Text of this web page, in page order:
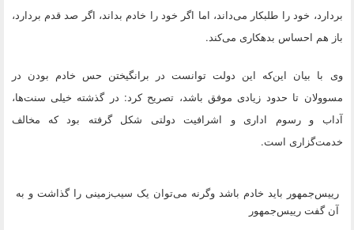
بردارد، خود را طلبکار می‌داند، اما اگر خود را خادم بداند، اگر صد قدم بردارد،
باز هم احساس بدهکاری می‌کند.
وی با بیان این‌که این دولت توانست در برانگیختن حس خادم بودن در
مسوولان تا حدود زیادی موفق باشد، تصریح کرد: در گذشته خیلی سنت‌ها،
آداب و رسوم اداری و اشرافیت دولتی شکل گرفته بود که مخالف
خدمت‌گزاری است.
رییس‌جمهور باید خادم باشد وگرنه می‌توان یک سیب‌زمینی را گذاشت و به
آن گفت رییس‌جمهور